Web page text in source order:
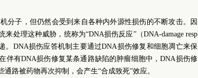
分子，但仍然会受到来自各种内外源性损伤的不断攻击。因
处理这种威胁，统称为“DNA损伤反应”（DNA-damage resp
。DNA损伤应答机制主要通过DNA损伤修复和细胞凋亡来保
伴有DNA损伤修复某条通路缺陷的肿瘤细胞中，DNA损伤修
路被药物再次抑制，会产生“合成致死”效应。